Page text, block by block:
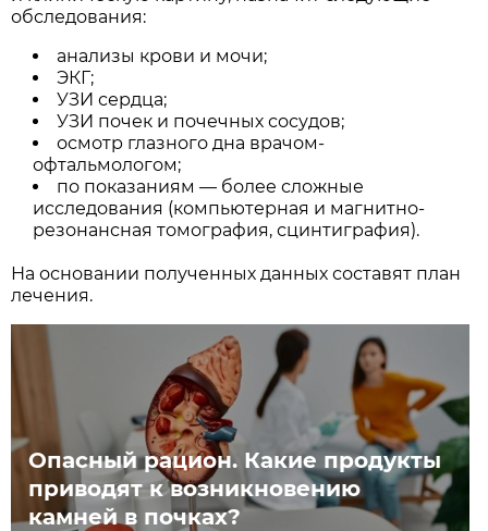
обследования:
анализы крови и мочи;
ЭКГ;
УЗИ сердца;
УЗИ почек и почечных сосудов;
осмотр глазного дна врачом-
офтальмологом;
по показаниям — более сложные
исследования (компьютерная и магнитно-
резонансная томография, сцинтиграфия).
На основании полученных данных составят план
лечения.
Опасный рацион. Какие продукты
приводят к возникновению
камней в почках?